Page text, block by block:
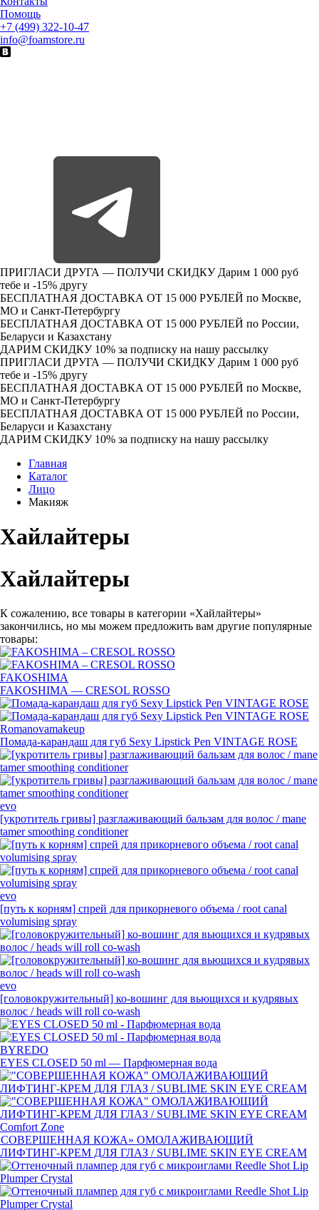
Помощь
+7 (499) 322-10-47
info@foamstore.ru
ПРИГЛАСИ ДРУГА — ПОЛУЧИ СКИДКУ Дарим 1 000 руб
тебе и -15% другу
БЕСПЛАТНАЯ ДОСТАВКА ОТ 15 000 РУБЛЕЙ по Москве,
МО и Санкт-Петербургу
БЕСПЛАТНАЯ ДОСТАВКА ОТ 15 000 РУБЛЕЙ по России,
Беларуси и Казахстану
ДАРИМ СКИДКУ 10% за подписку на нашу рассылку
ПРИГЛАСИ ДРУГА — ПОЛУЧИ СКИДКУ Дарим 1 000 руб
тебе и -15% другу
БЕСПЛАТНАЯ ДОСТАВКА ОТ 15 000 РУБЛЕЙ по Москве,
МО и Санкт-Петербургу
БЕСПЛАТНАЯ ДОСТАВКА ОТ 15 000 РУБЛЕЙ по России,
Беларуси и Казахстану
ДАРИМ СКИДКУ 10% за подписку на нашу рассылку
Главная
Каталог
Лицо
Макияж
Хайлайтеры
Хайлайтеры
К сожалению, все товары в категории «Хайлайтеры»
закончились, но мы можем предложить вам другие популярные
товары:
FAKOSHIMA
FAKOSHIMA — CRESOL ROSSO
Romanovamakeup
Помада-карандаш для губ Sexy Lipstick Pen VINTAGE ROSE
evo
[укротитель гривы] разглаживающий бальзам для волос / mane
tamer smoothing conditioner
evo
[путь к корням] спрей для прикорневого объема / root canal
volumising spray
evo
[головокружительный] ко-вошинг для вьющихся и кудрявых
волос / heads will roll co-wash
BYREDO
EYES CLOSED 50 ml — Парфюмерная вода
Comfort Zone
СОВЕРШЕННАЯ КОЖА» ОМОЛАЖИВАЮЩИЙ
ЛИФТИНГ-КРЕМ ДЛЯ ГЛАЗ / SUBLIME SKIN EYE CREAM